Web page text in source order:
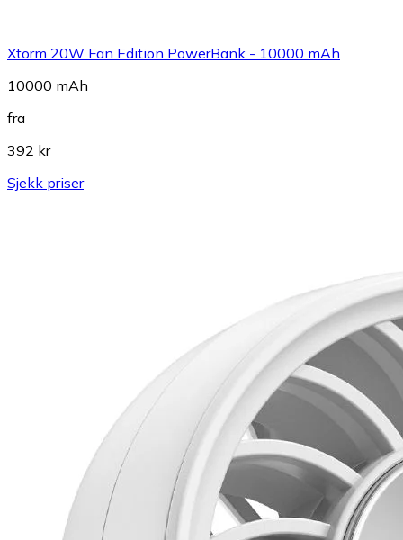
Xtorm 20W Fan Edition PowerBank - 10000 mAh
10000 mAh
fra
392 kr
Sjekk priser